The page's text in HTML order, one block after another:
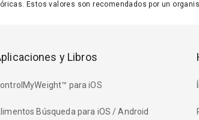
Estos valores son recomendados por un
y Libros
para iOS
Búsqueda para iOS / Android